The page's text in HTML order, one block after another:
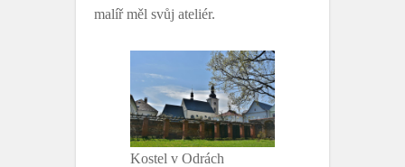
malíř měl svůj ateliér.
Kostel v Odrách